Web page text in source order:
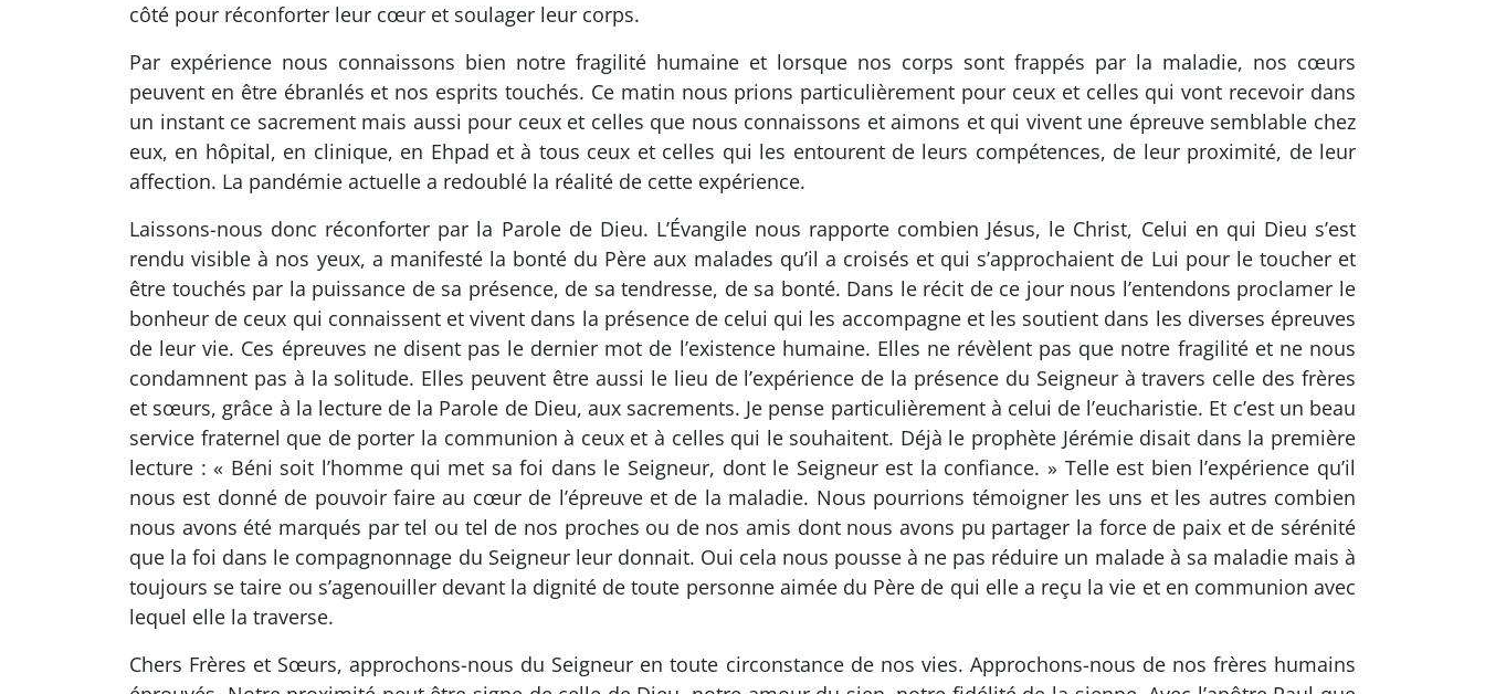
côté pour réconforter leur cœur et soulager leur corps.
Par expérience nous connaissons bien notre fragilité humaine et lorsque nos corps sont frappés par la maladie, nos cœurs
peuvent en être ébranlés et nos esprits touchés. Ce matin nous prions particulièrement pour ceux et celles qui vont recevoir dans
un instant ce sacrement mais aussi pour ceux et celles que nous connaissons et aimons et qui vivent une épreuve semblable chez
eux, en hôpital, en clinique, en Ehpad et à tous ceux et celles qui les entourent de leurs compétences, de leur proximité, de leur
affection. La pandémie actuelle a redoublé la réalité de cette expérience.
Laissons-nous donc réconforter par la Parole de Dieu. L’Évangile nous rapporte combien Jésus, le Christ, Celui en qui Dieu s’est
rendu visible à nos yeux, a manifesté la bonté du Père aux malades qu’il a croisés et qui s’approchaient de Lui pour le toucher et
être touchés par la puissance de sa présence, de sa tendresse, de sa bonté. Dans le récit de ce jour nous l’entendons proclamer le
bonheur de ceux qui connaissent et vivent dans la présence de celui qui les accompagne et les soutient dans les diverses épreuves
de leur vie. Ces épreuves ne disent pas le dernier mot de l’existence humaine. Elles ne révèlent pas que notre fragilité et ne nous
condamnent pas à la solitude. Elles peuvent être aussi le lieu de l’expérience de la présence du Seigneur à travers celle des frères
et sœurs, grâce à la lecture de la Parole de Dieu, aux sacrements. Je pense particulièrement à celui de l’eucharistie. Et c’est un beau
service fraternel que de porter la communion à ceux et à celles qui le souhaitent. Déjà le prophète Jérémie disait dans la première
lecture : « Béni soit l’homme qui met sa foi dans le Seigneur, dont le Seigneur est la confiance. » Telle est bien l’expérience qu’il
nous est donné de pouvoir faire au cœur de l’épreuve et de la maladie. Nous pourrions témoigner les uns et les autres combien
nous avons été marqués par tel ou tel de nos proches ou de nos amis dont nous avons pu partager la force de paix et de sérénité
que la foi dans le compagnonnage du Seigneur leur donnait. Oui cela nous pousse à ne pas réduire un malade à sa maladie mais à
toujours se taire ou s’agenouiller devant la dignité de toute personne aimée du Père de qui elle a reçu la vie et en communion avec
lequel elle la traverse.
Chers Frères et Sœurs, approchons-nous du Seigneur en toute circonstance de nos vies. Approchons-nous de nos frères humains